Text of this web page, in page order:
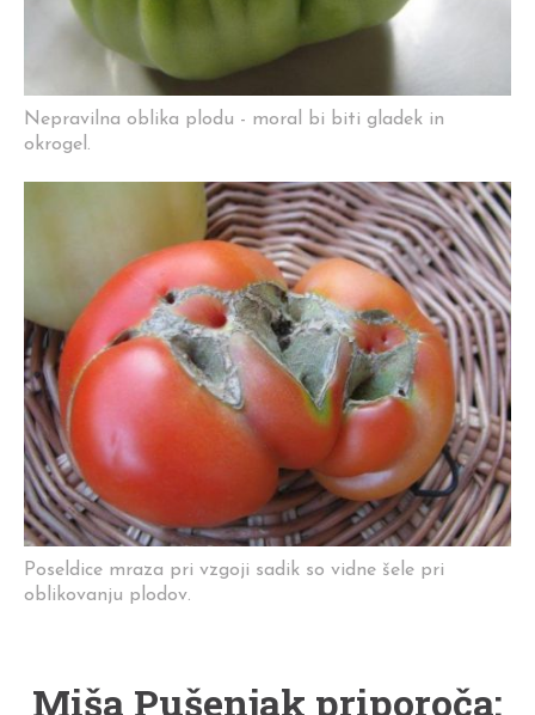
Nepravilna oblika plodu - moral bi biti gladek in
okrogel.
Poseldice mraza pri vzgoji sadik so vidne šele pri
oblikovanju plodov.
Miša Pušenjak priporoča: